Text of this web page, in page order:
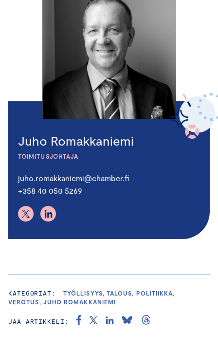
Juho Romakkaniemi
TOIMITUSJOHTAJA
juho.romakkaniemi@chamber.fi
+358 40 050 5269
KATEGORIAT:
TYÖLLISYYS, TALOUS, POLITIIKKA,
VEROTUS, JUHO ROMAKKANIEMI
JAA ARTIKKELI: